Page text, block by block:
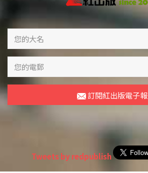
訂閱紅出版電子報
Tweets by redpublish